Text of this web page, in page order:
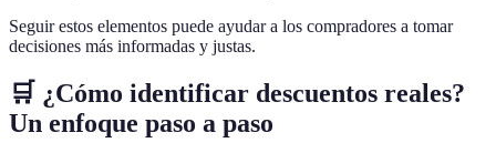
Seguir estos elementos puede ayudar a los compradores a tomar
decisiones más informadas y justas.
🛒 ¿Cómo identificar descuentos reales?
Un enfoque paso a paso